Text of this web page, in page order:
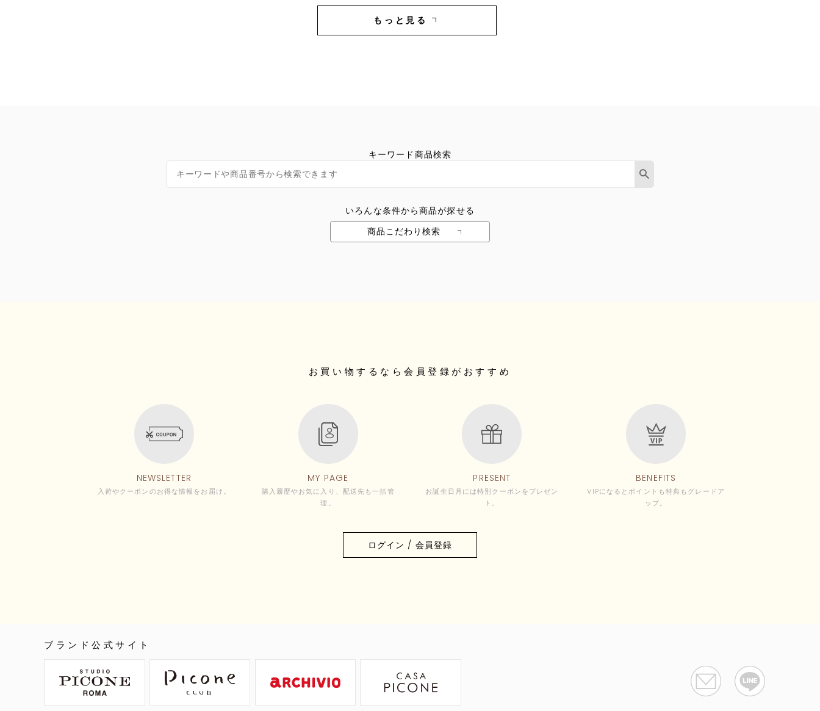
もっと見る
キーワード商品検索
いろんな条件から商品が探せる
商品こだわり検索
お買い物するなら会員登録がおすすめ
NEWSLETTER
入荷やクーポンのお得な情報をお届け。
MY PAGE
購入履歴やお気に入り、配送先も一括管
理。
PRESENT
お誕生日月には特別クーポンをプレゼン
ト。
BENEFITS
VIPになるとポイントも特典もグレードア
ップ。
ログイン / 会員登録
ブランド公式サイト